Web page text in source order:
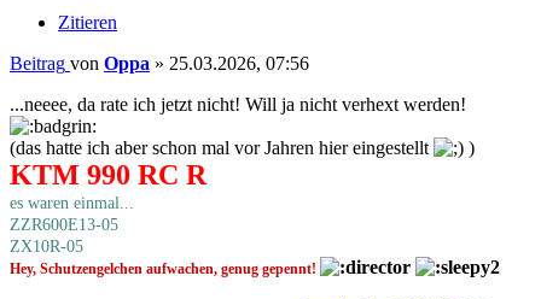
Zitieren
Beitrag von Oppa » 25.03.2026, 07:56
...neeee, da rate ich jetzt nicht! Will ja nicht verhext werden!
(das hatte ich aber schon mal vor Jahren hier eingestellt )
KTM 990 RC R
es waren einmal...
ZZR600E13-05
ZX10R-05
Hey, Schutzengelchen aufwachen, genug gepennt!